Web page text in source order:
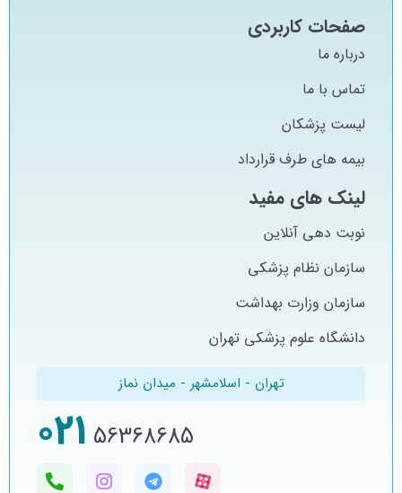
صفحات کاربردی
درباره ما
تماس با ما
لیست پزشکان
بیمه های طرف قرارداد
لینک های مفید
نوبت دهی آنلاین
سازمان نظام پزشکی
سازمان وزارت بهداشت
دانشگاه علوم پزشکی تهران
تهران - اسلامشهر - میدان نماز
56368685
021